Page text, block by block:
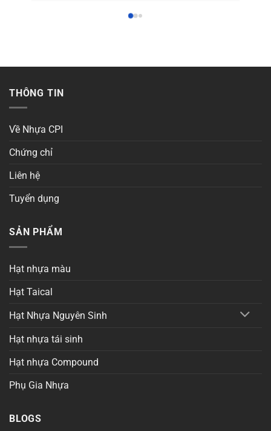
THÔNG TIN
Về Nhựa CPI
Chứng chỉ
Liên hệ
Tuyển dụng
SẢN PHẨM
Hạt nhựa màu
Hạt Taical
Hạt Nhựa Nguyên Sinh
Hạt nhựa tái sinh
Hạt nhựa Compound
Phụ Gia Nhựa
BLOGS